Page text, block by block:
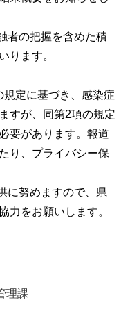
者の把握を含めた積
ります。
定に基づき、感染症
すが、同第2項の規定
要があります。報道
り、プライバシー保
に努めますので、県
力をお願いします。
理課